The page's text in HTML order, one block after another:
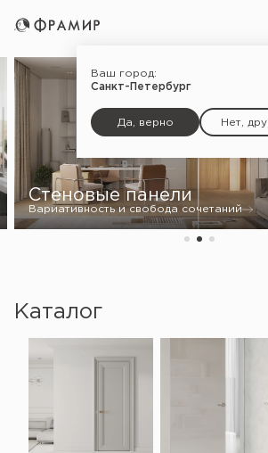
Ваш город:
Санкт-Петербург
Да, верно Нет,
Мастер
Коллекция в эстетике модерна
Каталог